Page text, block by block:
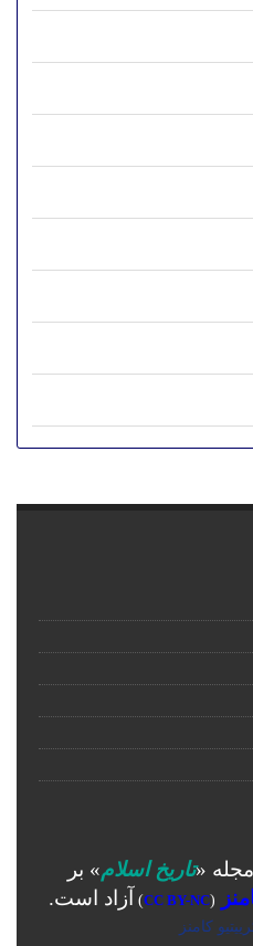
«تاریخ اسلام» بر
(
CC BY-NC
) آزاد است.